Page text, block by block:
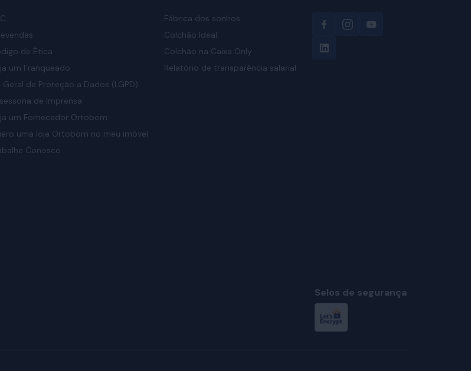
de Ética
um Franqueado
Geral de Proteção a Dados (LGPD)
de Imprensa
um Fornecedor Ortobom
uma loja Ortobom no meu imóvel
Conosco
Fábrica dos sonhos
Colchão Ideal
Colchão na Caixa Only
Relatório de transparência salarial
Selos de segurança